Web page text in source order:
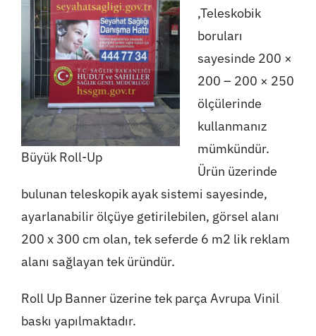
Büyük Roll-Up
,Teleskobik
boruları
sayesinde 200 ×
200 – 200 × 250
ölçülerinde
kullanmanız
mümkündür.
Ürün üzerinde
bulunan teleskopik ayak sistemi sayesinde,
ayarlanabilir ölçüye getirilebilen, görsel alanı
200 x 300 cm olan, tek seferde 6 m2 lik reklam
alanı sağlayan tek üründür.
Roll Up Banner üzerine tek parça Avrupa Vinil
baskı yapılmaktadır.